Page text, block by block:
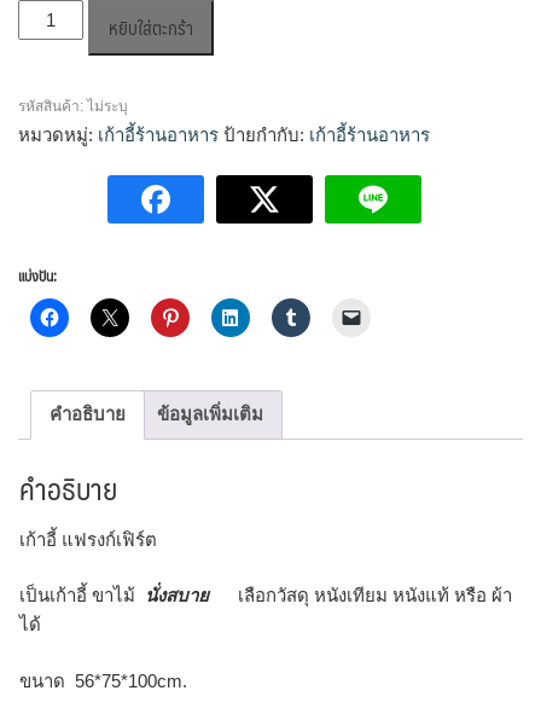
จำนวน
เก้าอี้
รงก์เฟิร์ต
ชิ้น
หยิบใส่ตะกร้า
รหัสสินค้า:ไม่ระบุ
หมวดหมู่: เก้าอี้ร้านอาหาร ป้ายกำกับ: เก้าอี้ร้านอาหาร
แบ่งปัน:
คำอธิบาย ข้อมูลเพิ่มเติม
คำอธิบาย
เก้าอี้ แฟรงก์เฟิร์ต
เป็นเก้าอี้ ขาไม้ นั่งสบาย เลือกวัสดุ หนังเทียม หนังแท้ หรือ ผ้า
ได้
ขนาด 56*75*100cm.